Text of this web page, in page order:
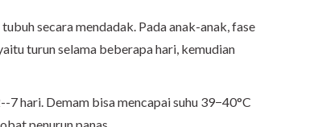
secara mendadak. Pada anak-anak, fase
turun selama beberapa hari, kemudian
hari. Demam bisa mencapai suhu 39−40°C